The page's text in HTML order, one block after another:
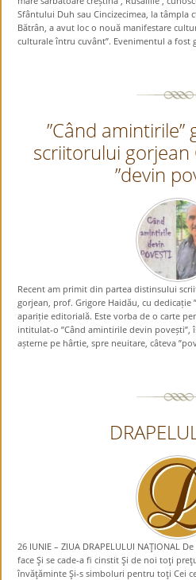
Sfântului Duh sau Cincizecimea, la tâmpla
Bătrân, a avut loc o nouă manifestare
culturale întru cuvânt”. Evenimentul a fost
”Când amintirile”
scriitorului gorjean
”devin
Recent am primit din partea distinsului
gorjean, prof. Grigore Haidău, cu dedicație
apariție editorială. Este vorba de o carte
intitulat-o ”Când amintirile devin povești”,
așterne pe hârtie, spre neuitare, câteva
26 IUNIE – ZIUA DRAPELULUI NAŢIONAL
face Şi se cade-a fi cinstit Şi de noi toţi
învăţăminte Şi-s simboluri pentru toţi Cei